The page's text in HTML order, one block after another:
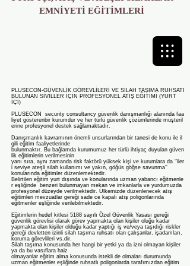
EMNİYETİ EĞİTİMLERİ
PLUSECON-GÜVENLİK GÖREVLİLERİ VE SİLAH TAŞIMA RUHSATI
BULUNAN SİVİLLER İÇİN PROFESYONEL ATIŞ EĞİTİMİ (YURT
İÇİ)
PLUSECON security consultancy güvenlik danışmanlığı alanında faa
liyet gösterenbir kurumdur ve her türlü güvenlik çözümlerinde müşteril
erine profesyonel destek sağlamaktadır.
Danışmanlık kavramının önemli unsurlarından bir tanesi de konu ile il
gili eğitim faaliyetlerinde
bulunmaktır. Bu bağlamda kurumumuz her türlü ihtiyaç duyulan güven
lik eğitimlerin verilmesinin
yanı sıra, aynı zamanda risk faktörü yüksek kişi ve kurumlara da ‘’iler
i seviye ateşli silah kullanımı ve yakın, göğüs göğse savunma’’
konularında eğitimler düzenlemektedir.
Belirtilen eğitim yurt dışında ve konularında uzman yabancı eğitmenle
r eşliğinde benzeri bulunmayan mekan ve imkanlarla ve yurdumuzda
profesyonel düzeyde verilmektedir. Ülkemizde düzenlenecek atış
eğitimleri mevzuatlar gereği sade ce kapalı atış poligonlarında
eğitmenler eşliğinde verilebilmektedir.
Eğitimlerin hedef kitlesi 5188 sayılı Özel Güvenlik Yasası gereği
güvenlik görevlisi olarak görev yapmakta olan kişiler oluğu kadar
yapmakta olan kişiler olduğu kadar yaptığı iş ve/veya taşıdığı riskler
gereği devletten izinli silah taşıma ruhsatı olan çalışanlar, işadamları,
koruma görevlileri vs.dir.
Silah taşıma konusunda her hangi bir yetki ya da izni olmayan kişiler
ya da bu vasıflara haiz
olmayanlar eğitim alma konusunda istekli de olmaları durumunda
uzman eğitmenler eşliğinde ruhsatlı poligonlarda tarafımızdan eğitim